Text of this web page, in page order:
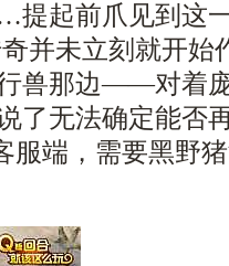
起前爪见到这
并未立刻就开始
兽那边——对着
了无法确定能否
服端，需要黑野